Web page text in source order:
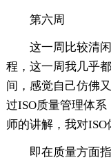
第六周
这一周比较清
程，这一周我几乎
间，感觉自己仿佛
过ISO质量管理体
师的讲解，我对
即在质量方面